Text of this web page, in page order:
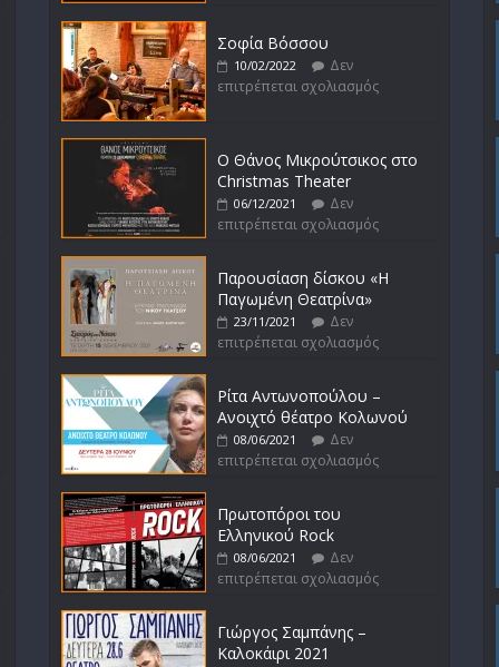
Σοφία Βόσσου
10/02/2022
Δεν
επιτρέπεται σχολιασμός
Ο Θάνος Μικρούτσικος στο
Christmas Theater
06/12/2021
Δεν
επιτρέπεται σχολιασμός
Παρουσίαση δίσκου «Η
Παγωμένη Θεατρίνα»
23/11/2021
Δεν
επιτρέπεται σχολιασμός
Ρίτα Αντωνοπούλου –
Ανοιχτό θέατρο Κολωνού
08/06/2021
Δεν
επιτρέπεται σχολιασμός
Πρωτοπόροι του
Ελληνικού Rock
08/06/2021
Δεν
επιτρέπεται σχολιασμός
Γιώργος Σαμπάνης –
Καλοκάιρι 2021